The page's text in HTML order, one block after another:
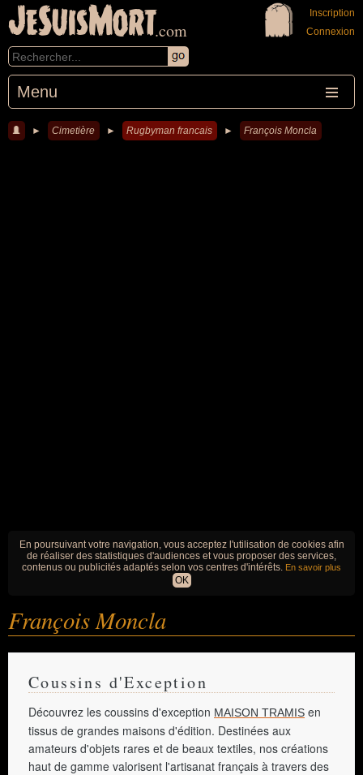
JeSuisMort.com
Menu
Inscription
Connexion
► Cimetière ► Rugbyman francais ► François Moncla
En poursuivant votre navigation, vous acceptez l'utilisation de cookies afin
de réaliser des statistiques d'audiences et vous proposer des services,
contenus ou publicités adaptés selon vos centres d'intérêts. En savoir plus
OK
François Moncla
Coussins d'Exception
Découvrez les coussins d'exception MAISON TRAMIS en
tissus de grandes maisons d'édition. Destinées aux
amateurs d'objets rares et de beaux textiles, nos créations
haut de gamme valorisent l'artisanat français à travers des